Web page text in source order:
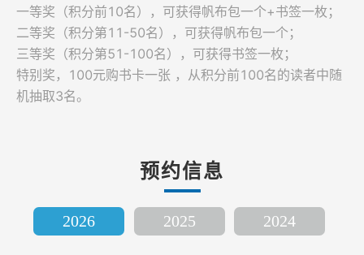
一等奖（积分前10名），可获得帆布包一个+书签一枚；
二等奖（积分第11-50名），可获得帆布包一个；
三等奖（积分第51-100名），可获得书签一枚；
特别奖，100元购书卡一张 ，从积分前100名的读者中随
机抽取3名。
预约信息
2026 2025 2024